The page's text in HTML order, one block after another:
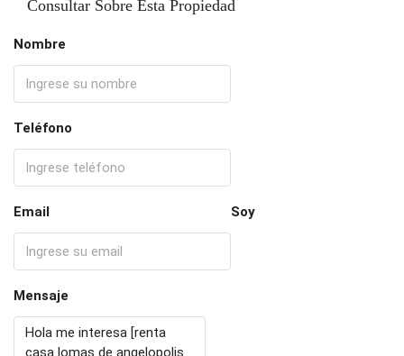
Consultar Sobre Esta Propiedad
Nombre
Teléfono
Email Soy
Mensaje